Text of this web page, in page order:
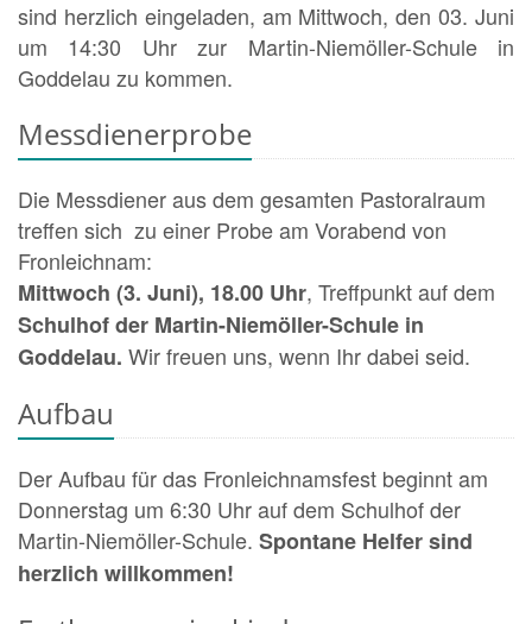
sind herzlich eingeladen, am Mittwoch, den 03. Juni
um 14:30 Uhr zur Martin-Niemöller-Schule in
Goddelau zu kommen.
Messdienerprobe
Die Messdiener aus dem gesamten Pastoralraum
treffen sich zu einer Probe am Vorabend von
Fronleichnam:
Mittwoch (3. Juni), 18.00 Uhr, Treffpunkt auf dem
Schulhof der Martin-Niemöller-Schule in
Goddelau. Wir freuen uns, wenn Ihr dabei seid.
Aufbau
Der Aufbau für das Fronleichnamsfest beginnt am
Donnerstag um 6:30 Uhr auf dem Schulhof der
Martin-Niemöller-Schule. Spontane Helfer sind
herzlich willkommen!